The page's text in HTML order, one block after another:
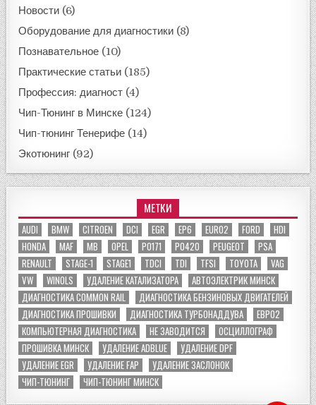
Новости (6)
Оборудование для диагностики (8)
Познавательное (10)
Практические статьи (185)
Профессия: диагност (4)
Чип-Тюнинг в Минске (124)
Чип-тюнинг Тенерифе (14)
Экотюнинг (92)
МЕТКИ
AUDI BMW CITROEN DCI EGR EP6 EURO2 FORD
HDI
HONDA
MAF MB OPEL P0171 P0420 PEUGEOT
PSA
RENAULT
STAGE-1 STAGE1 TDCI TDI TFSI TOYOTA
VAG
VW
WINOLS УДАЛЕНИЕ КАТАЛИЗАТОРА
АВТОЭЛЕКТРИК МИНСК
ДИАГНОСТИКА COMMON RAIL
ДИАГНОСТИКА БЕНЗИНОВЫХ ДВИГАТЕЛЕЙ
ДИАГНОСТИКА ПРОШИВКИ
ДИАГНОСТИКА ТУРБОНАДДУВА
ЕВРО2
КОМПЬЮТЕРНАЯ ДИАГНОСТИКА
НЕ ЗАВОДИТСЯ
ОСЦИЛЛОГРАФ
ПРОШИВКА МИНСК
УДАЛЕНИЕ ADBLUE
УДАЛЕНИЕ DPF
УДАЛЕНИЕ EGR
УДАЛЕНИЕ FAP
УДАЛЕНИЕ ЗАСЛОНОК
ЧИП-ТЮНИНГ
ЧИП-ТЮНИНГ МИНСК